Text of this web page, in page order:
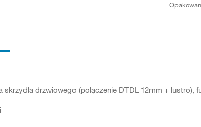
skrzydła drzwiowego (połączenie DTDL 12mm + lustro),